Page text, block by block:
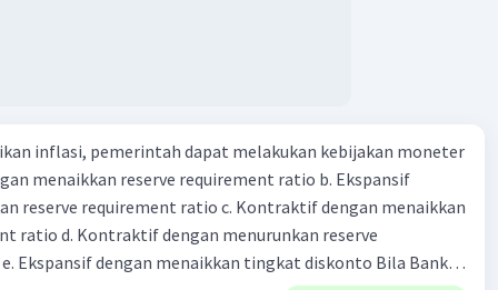
inflasi, pemerintah dapat melakukan kebijakan moneter
menaikkan reserve requirement ratio b. Ekspansif
reserve requirement ratio c. Kontraktif dengan menaikkan
ratio d. Kontraktif dengan menurunkan reserve
dengan menaikkan tingkat diskonto Bila Bank